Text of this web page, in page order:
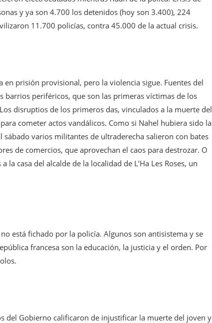
y ya son 4.700 los detenidos (hoy son 3.400), 224
11.700 policías, contra 45.000 de la actual crisis.
en prisión provisional, pero la violencia sigue. Fuentes del
barrios periféricos, que son las primeras víctimas de los
disruptios de los primeros das, vinculados a la muerte del
cometer actos vandálicos. Como si Nahel hubiera sido la
sábado varios militantes de ultraderecha salieron con bates
de comercios, que aprovechan el caos para destrozar. O
casa del alcalde de la localidad de L’Ha Les Roses, un
está fichado por la policía. Algunos son antisistema y se
francesa son la educación, la justicia y el orden. Por
del Gobierno calificaron de injustificar la muerte del joven y